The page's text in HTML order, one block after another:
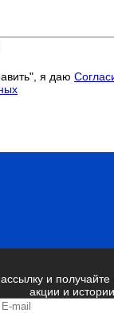
я даю
и
акции и истории